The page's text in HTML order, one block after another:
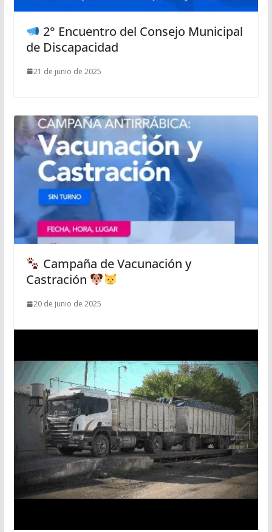
2° Encuentro del Consejo Municipal
de Discapacidad
21 de junio de 2025
Campaña de Vacunación y
Castración
20 de junio de 2025